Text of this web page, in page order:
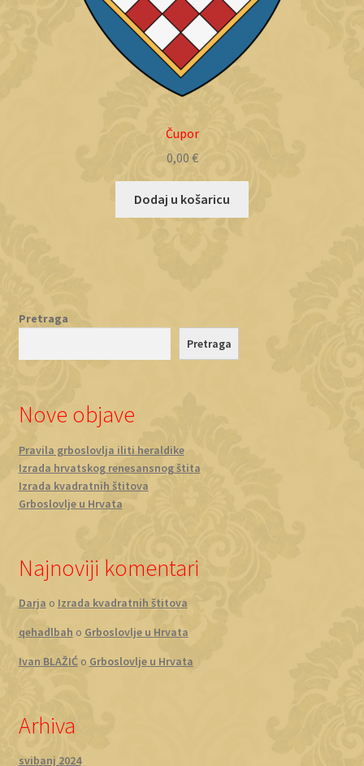
Čupor
0,00 €
Dodaj u košaricu
Pretraga
Pretraga
Nove objave
Pravila grboslovlja iliti heraldike
Izrada hrvatskog renesansnog štita
Izrada kvadratnih štitova
Grboslovlje u Hrvata
Najnoviji komentari
Darja o Izrada kvadratnih štitova
qehadlbah o Grboslovlje u Hrvata
Ivan BLAŽIĆo Grboslovlje u Hrvata
Arhiva
svibanj 2024